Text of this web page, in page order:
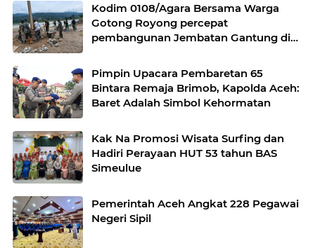
Kodim 0108/Agara Bersama Warga
Gotong Royong percepat
pembangunan Jembatan Gantung di
Pimpin Upacara Pembaretan 65
Bintara Remaja Brimob, Kapolda Aceh:
Baret Adalah Simbol Kehormatan
Kak Na Promosi Wisata Surfing dan
Hadiri Perayaan HUT 53 tahun BAS
Simeulue
Pemerintah Aceh Angkat 228 Pegawai
Negeri Sipil